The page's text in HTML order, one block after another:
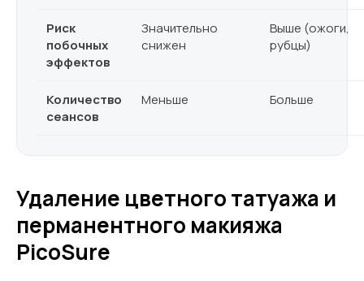
Риск
побочных
эффектов
Значительно
снижен
Выше (ожоги,
рубцы)
Количество
сеансов
Меньше Больше
Удаление цветного татуажа и
перманентного макияжа
PicoSure